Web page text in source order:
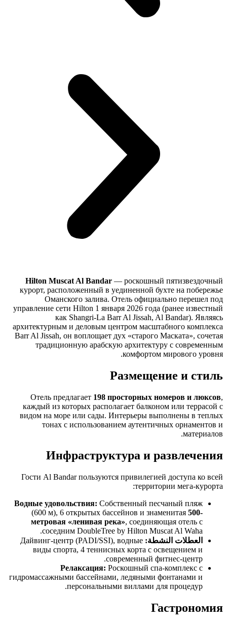
Hilton Muscat Al Bandar — роскошный пятизвездочный
курорт, расположенный в уединенной бухте на побережье
Оманского залива. Отель официально перешел под
управление сети Hilton 1 января 2026 года (ранее известный
как Shangri-La Barr Al Jissah, Al Bandar). Являясь
архитектурным и деловым центром масштабного комплекса
Barr Al Jissah, он воплощает дух «старого Маската», сочетая
традиционную арабскую архитектуру с современным
комфортом мирового уровня.
Размещение и стиль
Отель предлагает 198 просторных номеров и люксов,
каждый из которых располагает балконом или террасой с
видом на море или сады. Интерьеры выполнены в теплых
тонах с использованием аутентичных орнаментов и
материалов.
Инфраструктура и развлечения
Гости Al Bandar пользуются привилегией доступа ко всей
территории мега-курорта:
Водные удовольствия: Собственный песчаный пляж
(600 м), 6 открытых бассейнов и знаменитая 500-
метровая «ленивая река», соединяющая отель с
соседним DoubleTree by Hilton Muscat Al Waha.
العطلات النشطة: Дайвинг-центр (PADI/SSI), водные
виды спорта, 4 теннисных корта с освещением и
современный фитнес-центр.
Релаксация: Роскошный спа-комплекс с
гидромассажными бассейнами, ледяными фонтанами и
персональными виллами для процедур.
Гастрономия